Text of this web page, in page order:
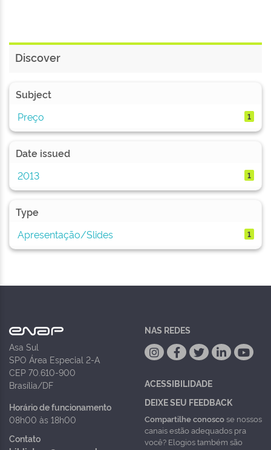
Discover
Subject
Preço
1
Date issued
2013
1
Type
Apresentação/Slides
1
Asa Sul
SPO Área Especial 2-A
CEP 70.610-900
Brasília/DF
Horário de funcionamento
08h00 às 18h00
Contato
NAS REDES
ACESSIBILIDADE
DEIXE SEU FEEDBACK
Compartilhe conoscose nossos
canais estão adequados pra
você? Elogios também são